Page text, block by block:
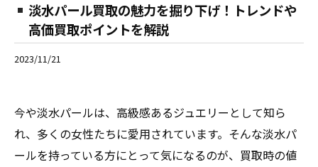
淡水パール買取の魅力を掘り下げ！トレンドや
高価買取ポイントを解説
2023/11/21
今や淡水パールは、高級感あるジュエリーとして知ら
れ、多くの女性たちに愛用されています。そんな淡水パ
ールを持っている方にとって気になるのが、買取時の値